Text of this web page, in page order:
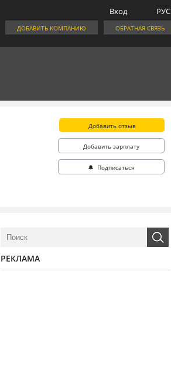
РУС
Вход
ОБРАТНАЯ СВЯЗЬ
ДОБАВИТЬ КОМПАНИЮ
Добавить отзыв
Добавить зарплату
🔔 Подписаться
РЕКЛАМА